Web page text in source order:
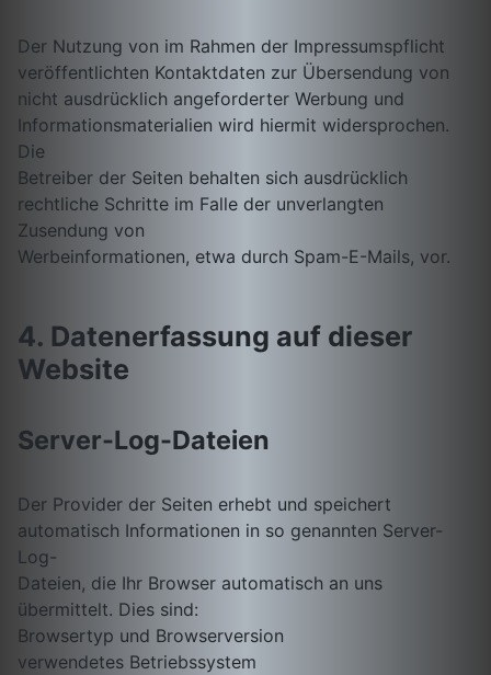
Der Nutzung von im Rahmen der Impressumspflicht
veröffentlichten Kontaktdaten zur Übersendung von
nicht ausdrücklich angeforderter Werbung und
Informationsmaterialien wird hiermit widersprochen.
Die
Betreiber der Seiten behalten sich ausdrücklich
rechtliche Schritte im Falle der unverlangten
Zusendung von
Werbeinformationen, etwa durch Spam-E-Mails, vor.
4. Datenerfassung auf dieser
Website
Server-Log-Dateien
Der Provider der Seiten erhebt und speichert
automatisch Informationen in so genannten Server-
Log-
Dateien, die Ihr Browser automatisch an uns
übermittelt. Dies sind:
Browsertyp und Browserversion
verwendetes Betriebssystem